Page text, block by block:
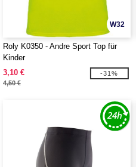
W32
Roly K0350 - Andre Sport Top für
Kinder
3,10 €
4,50 €
-31%